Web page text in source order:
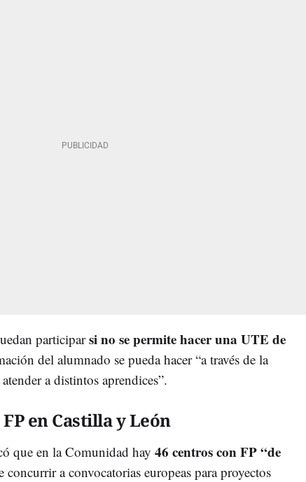
participarsi no se permite hacer una UTE de
del alumnado se pueda hacer “a través de la
a distintos aprendices”.
en Castilla y León
que en la Comunidad hay 46 centros con FP “de
concurrir a convocatorias europeas para proyectos